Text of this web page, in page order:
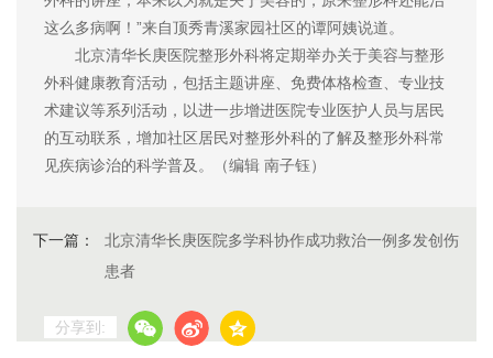
这么多病啊！”来自顶秀青溪家园社区的谭阿姨说道。
北京清华长庚医院整形外科将定期举办关于美容与整形
外科健康教育活动，包括主题讲座、免费体格检查、专业技
术建议等系列活动，以进一步增进医院专业医护人员与居民
的互动联系，增加社区居民对整形外科的了解及整形外科常
见疾病诊治的科学普及。（编辑 南子钰）
下一篇：
北京清华长庚医院多学科协作成功救治一例多发创伤
患者
分享到: